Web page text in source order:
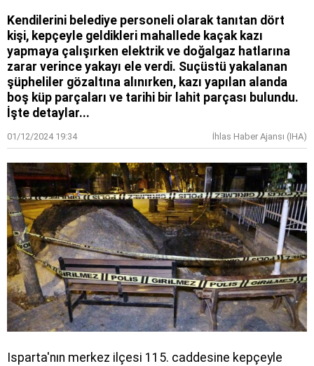
Kendilerini belediye personeli olarak tanıtan dört
kişi, kepçeyle geldikleri mahallede kaçak kazı
yapmaya çalışırken elektrik ve doğalgaz hatlarına
zarar verince yakayı ele verdi. Suçüstü yakalanan
şüpheliler gözaltına alınırken, kazı yapılan alanda
boş küp parçaları ve tarihi bir lahit parçası bulundu.
İşte detaylar...
01/12/2024 19:34 İhlas Haber Ajansı (IHA)
Isparta'nın merkez ilçesi 115. caddesine kepçeyle